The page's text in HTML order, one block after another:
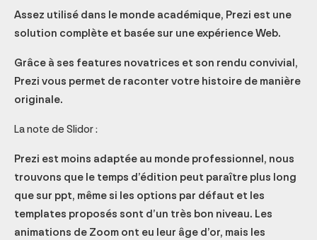
Assez utilisé dans le monde académique, Prezi est une
solution complète et basée sur une expérience Web.
Grâce à ses features novatrices et son rendu convivial,
Prezi vous permet de raconter votre histoire de manière
originale.
La note de Slidor :
Prezi est moins adaptée au monde professionnel, nous
trouvons que le temps d’édition peut paraître plus long
que sur ppt, même si les options par défaut et les
templates proposés sont d’un très bon niveau. Les
animations de Zoom ont eu leur âge d’or, mais les